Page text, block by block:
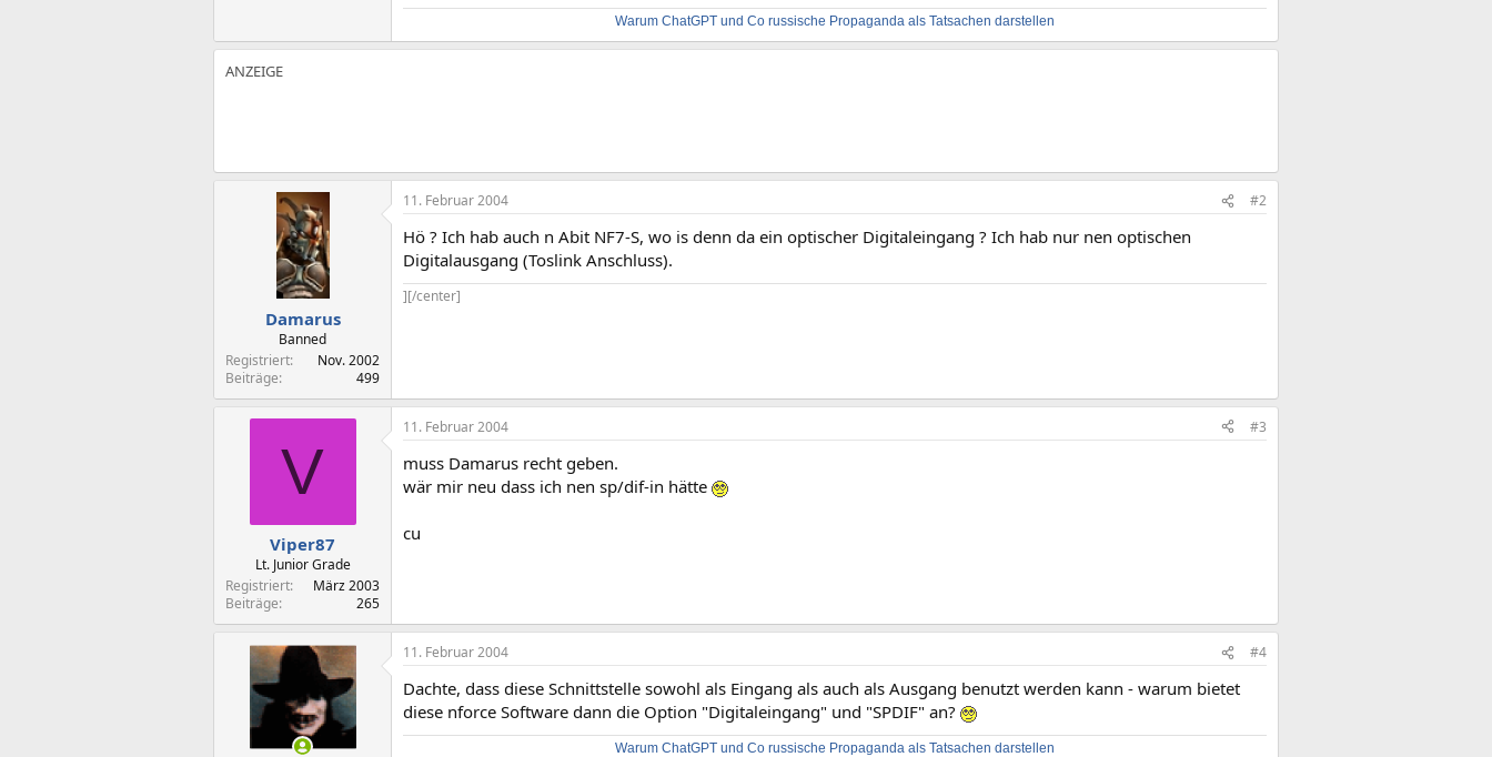
Warum ChatGPT und Co russische Propaganda als Tatsachen darstellen
Damarus
Banned
Registriert
Nov. 2002
Beiträge
499
11. Februar 2004 #2
Hö ? Ich hab auch n Abit NF7-S, wo is denn da ein optischer Digitaleingang ? Ich hab nur nen optischen
Digitalausgang (Toslink Anschluss).
][/center]
V
Viper87
Lt. Junior Grade
Registriert
März 2003
Beiträge
265
11. Februar 2004 #3
muss Damarus recht geben.
wär mir neu dass ich nen sp/dif-in hätte
cu
11. Februar 2004 #4
Dachte, dass diese Schnittstelle sowohl als Eingang als auch als Ausgang benutzt werden kann - warum bietet
diese nforce Software dann die Option "Digitaleingang" und "SPDIF" an?
Warum ChatGPT und Co russische Propaganda als Tatsachen darstellen